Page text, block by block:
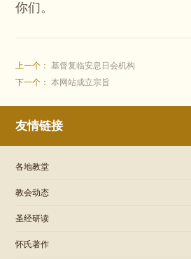
你们。
上一个：基督复临安息日会机构
下一个：本网站成立宗旨
友情链接
各地教堂
教会动态
圣经研读
怀氏著作